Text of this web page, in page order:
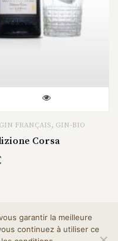
GIN FRANÇAIS, GIN-BIO
Corsa
garantir la meilleure
continuez à utiliser ce